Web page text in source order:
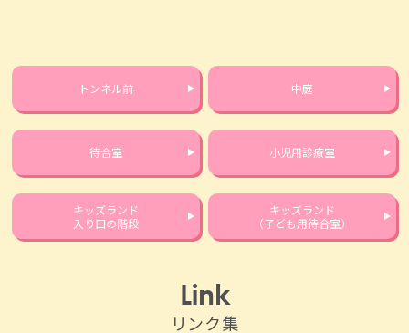
トンネル前 中庭
待合室 小児用診療室
キッズランド
入り口の階段
キッズランド
（子ども用待合室）
Link
リンク集